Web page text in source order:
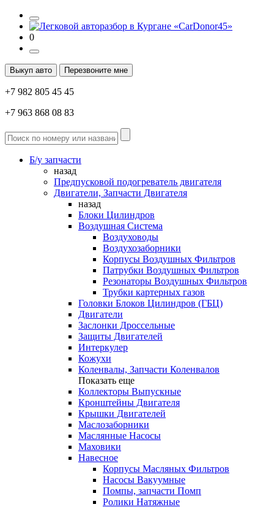
0
Выкуп авто Перезвоните мне
+7 982 805 45 45
+7 963 868 08 83
Б/у запчасти
назад
Предпусковой подогреватель двигателя
Двигатели, Запчасти Двигателя
назад
Блоки Цилиндров
Воздушная Система
Воздуховоды
Воздухозаборники
Корпусы Воздушных Фильтров
Патрубки Воздушных Фильтров
Резонаторы Воздушных Фильтров
Трубки картерных газов
Головки Блоков Цилиндров (ГБЦ)
Двигатели
Заслонки Дроссельные
Защиты Двигателей
Интеркулер
Кожухи
Коленвалы, Запчасти Коленвалов
Показать еще
Коллекторы Выпускные
Кронштейны Двигателя
Крышки Двигателей
Маслозаборники
Маслянные Насосы
Маховики
Навесное
Корпусы Масляных Фильтров
Насосы Вакуумные
Помпы, запчасти Помп
Ролики Натяжные